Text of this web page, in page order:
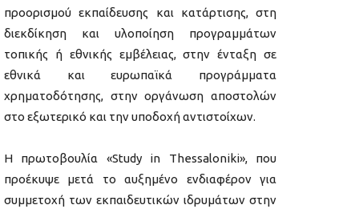
προορισμού εκπαίδευσης και κατάρτισης, στη
διεκδίκηση και υλοποίηση προγραμμάτων
τοπικής ή εθνικής εμβέλειας, στην ένταξη σε
εθνικά και ευρωπαϊκά προγράμματα
χρηματοδότησης, στην οργάνωση αποστολών
στο εξωτερικό και την υποδοχή αντιστοίχων.
Η πρωτοβουλία «Study in Thessaloniki», που
προέκυψε μετά το αυξημένο ενδιαφέρον για
συμμετοχή των εκπαιδευτικών ιδρυμάτων στην